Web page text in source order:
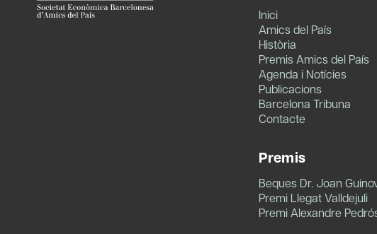
Inici
Amics del País
Història
Premis Amics del País
Agenda i Notícies
Publicacions
Barcelona Tribuna
Contacte
Premis
Beques Dr. Joan
Premi Llegat Valldejuli
Premi Alexandre